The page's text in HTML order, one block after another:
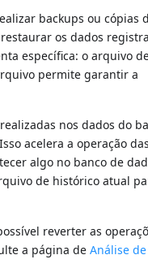
backups ou cópias
os dados
específica: o arquivo
permite garantir a
nos dados do
acelera a operação das
algo no banco de
de histórico atual
reverter as
a página deAnálise de